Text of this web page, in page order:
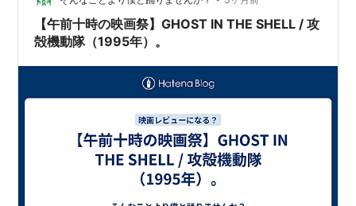
【午前十時の映画祭】GHOST IN THE SHELL / 攻
殻機動隊（1995年）。